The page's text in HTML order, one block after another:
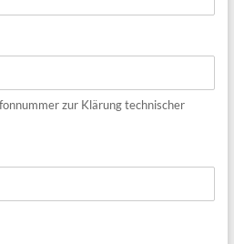
zur Klärung technischer